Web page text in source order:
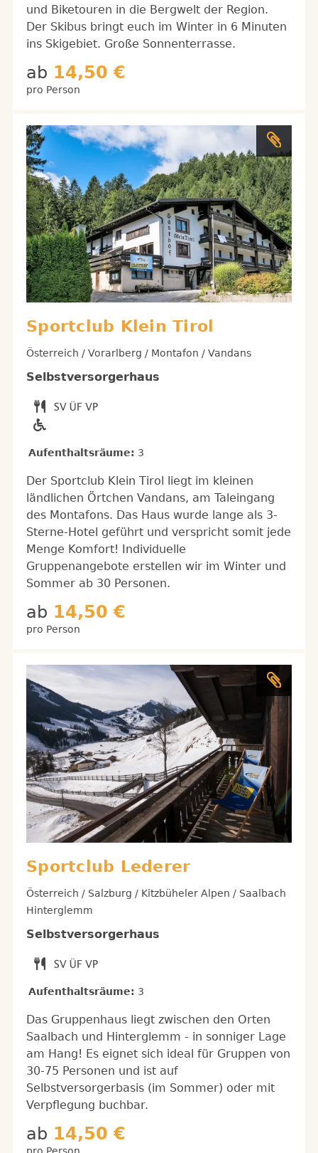
und Biketouren in die Bergwelt der Region.
Der Skibus bringt euch im Winter in 6 Minuten
ins Skigebiet. Große Sonnenterrasse.
ab 14,50 €
pro Person
Sportclub Klein Tirol
Österreich / Vorarlberg / Montafon / Vandans
Selbstversorgerhaus
Aufenthaltsräume: 3
Der Sportclub Klein Tirol liegt im kleinen
ländlichen Örtchen Vandans, am Taleingang
des Montafons. Das Haus wurde lange als 3-
Sterne-Hotel geführt und verspricht somit jede
Menge Komfort! Individuelle
Gruppenangebote erstellen wir im Winter und
Sommer ab 30 Personen.
ab 14,50 €
pro Person
Sportclub Lederer
Österreich / Salzburg / Kitzbüheler Alpen / Saalbach
Hinterglemm
Selbstversorgerhaus
Aufenthaltsräume: 3
Das Gruppenhaus liegt zwischen den Orten
Saalbach und Hinterglemm - in sonniger Lage
am Hang! Es eignet sich ideal für Gruppen von
30-75 Personen und ist auf
Selbstversorgerbasis (im Sommer) oder mit
Verpflegung buchbar.
ab 14,50 €